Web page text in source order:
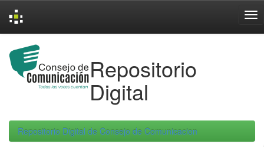
navigation
Repositorio
Digital
Repositorio Digital de Consejo de Comunicacion